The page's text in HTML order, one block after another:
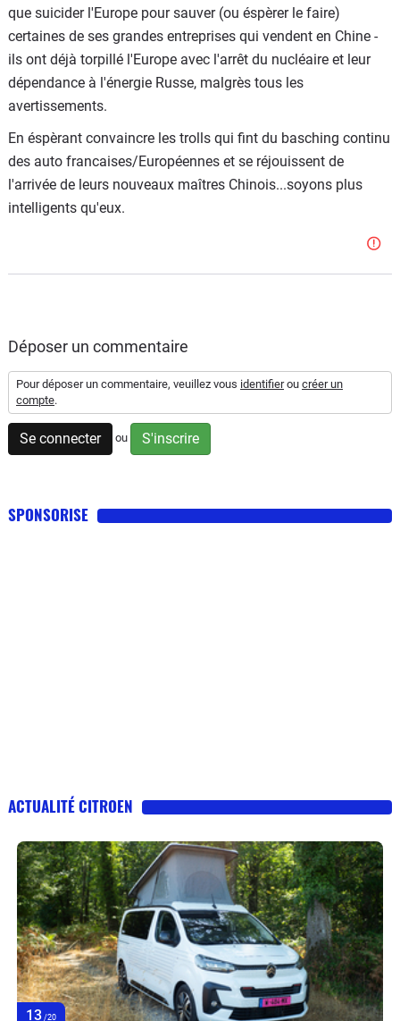
que suicider l'Europe pour sauver (ou éspèrer le faire)
certaines de ses grandes entreprises qui vendent en Chine -
ils ont déjà torpillé l'Europe avec l'arrêt du nucléaire et leur
dépendance à l'énergie Russe, malgrès tous les
avertissements.
En éspèrant convaincre les trolls qui fint du basching continu
des auto francaises/Européennes et se réjouissent de
l'arrivée de leurs nouveaux maîtres Chinois...soyons plus
intelligents qu'eux.
Déposer un commentaire
Pour déposer un commentaire, veuillez vous identifierou créer un
compte.
Se connecter ou S'inscrire
SPONSORISE
ACTUALITÉ CITROEN
13 /20